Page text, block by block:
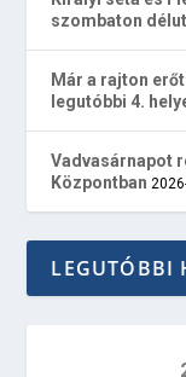
szombaton
Már a rajton
legutóbbi 4.
Vadvasárnapot
Központban
LEGUTÓBBI